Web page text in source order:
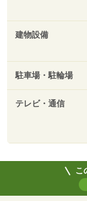
建物設備
駐車場・駐輪場
テレビ・通信
こ